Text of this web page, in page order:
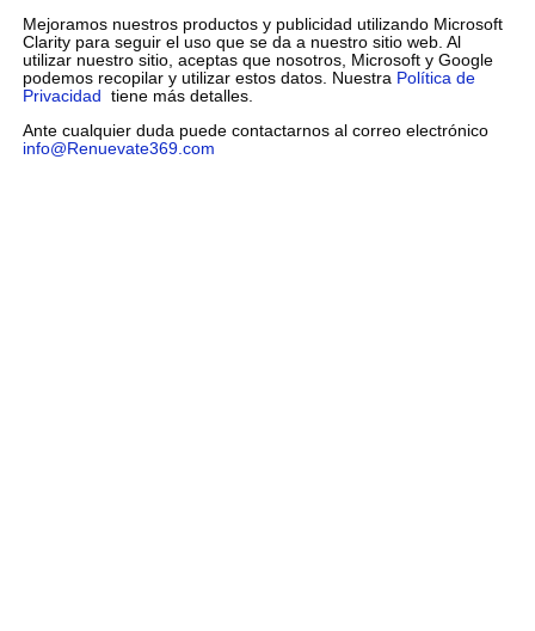
Mejoramos nuestros productos y publicidad utilizando Microsoft
Clarity para seguir el uso que se da a nuestro sitio web. Al
utilizar nuestro sitio, aceptas que nosotros, Microsoft y Google
podemos recopilar y utilizar estos datos. Nuestra Política de
Privacidad tiene más detalles.
Ante cualquier duda puede contactarnos al correo electrónico
info@Renuevate369.com